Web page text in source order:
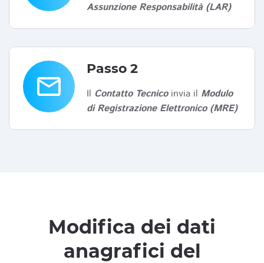
Assunzione Responsabilità (LAR)
email
Passo 2
Il Contatto Tecnicoinvia il Modulo
di Registrazione Elettronico (MRE)
Modifica dei dati
anagrafici del